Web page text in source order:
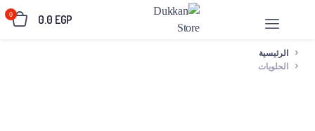
0.0 EGP
0
الرئيسية
الحلويات